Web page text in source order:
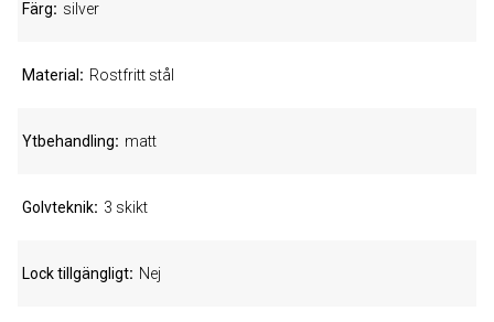
Färg silver
Material Rostfritt stål
Ytbehandling matt
Golvteknik 3 skikt
Lock tillgängligt Nej